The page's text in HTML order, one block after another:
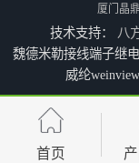
厦门晶
技术支持： 八
魏德米勒接线端子继
威纶
首页